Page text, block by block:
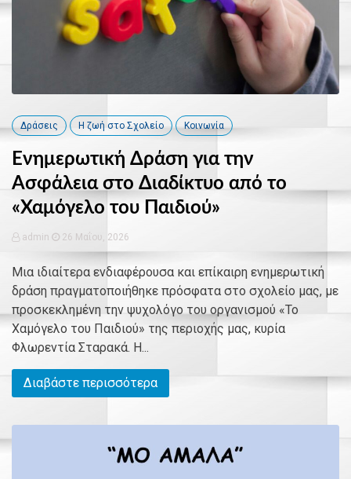
Δράσεις Η ζωή στο Σχολείο Κοινωνία
Ενημερωτική Δράση για την
Ασφάλεια στο Διαδίκτυο από το
«Χαμόγελο του Παιδιού»
admin 26 Μαΐου, 2026
Μια ιδιαίτερα ενδιαφέρουσα και επίκαιρη ενημερωτική
δράση πραγματοποιήθηκε πρόσφατα στο σχολείο μας, με
προσκεκλημένη την ψυχολόγο του οργανισμού «Το
Χαμόγελο του Παιδιού» της περιοχής μας, κυρία
Φλωρεντία Σταρακά. Η...
Διαβάστε περισσότερα